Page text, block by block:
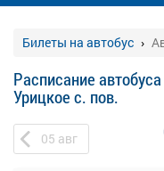
Билеты на автобус
Расписание
Урицкое с. пов.
05 авг